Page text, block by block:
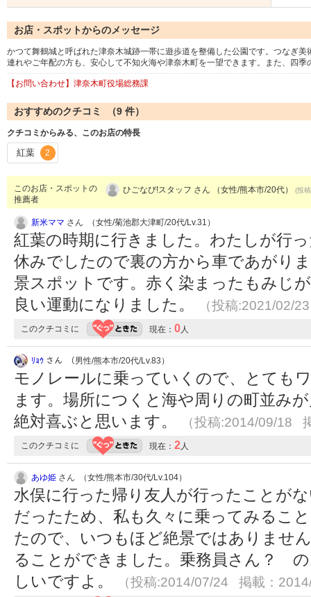
お店・スポットからのメッセージ
かつて舞鶴城と呼ばれた津奈木城跡一帯に遊歩道を整備した公園です。つなぎ
連れやご年配の方も、安心して不知火海や津奈木町を一望できます。また、四季
【お問い合わせ】津奈木町役場総務課
おすすめのクチコミ （9 件）
クチコミからみる、このお店の特長
紅葉 2
このお店・スポットの
推薦者
ひごなび!スタッフ さん （女性/熊本市/20代） (投
新米ママ さん （女性/菊池郡大津町/20代/Lv.31）
紅葉の時期に行きました。わたしが行
休みでしたので裏の方から車であがり
景スポットです。赤く染まったもみじ
良い運動になりました。
（投稿:2021/02/
このクチコミに 現在： 0 人
ﾘｮｳ さん （男性/熊本市/20代/Lv.83）
モノレールに乗っていくので、とても
ます。場所につくと海や周りの町並み
絶対喜ぶと思います。
（投稿:2014/09/18
このクチコミに 現在： 2 人
あゆ姫 さん （女性/熊本市/30代/Lv.104）
水俣に行った帰り友人が行ったことが
だったため、私も久々に乗ってみるこ
たので、いつもほど絶景ではありませ
ることができました。乗務員さん？
しいですよ。
（投稿:2014/07/24 掲載：